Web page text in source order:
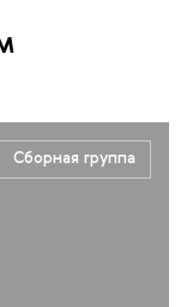
Сборная группа